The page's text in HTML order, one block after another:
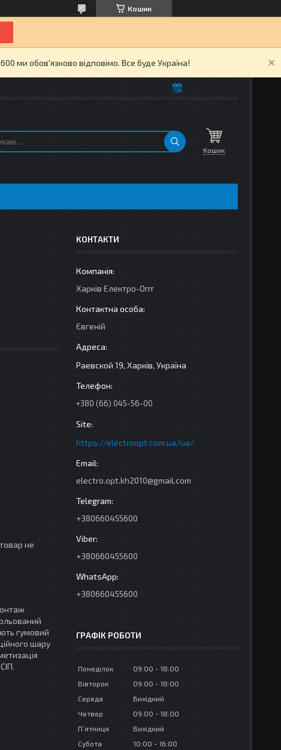
Кошик
ми обов'язково відповімо. Все буде Україна!
Кошик
не
гумовий
шару
КОНТАКТИ
Харків Електро-Опт
Євгеній
Раевской 19, Харків, Україна
+380 (66) 045-56-00
https://electroopt.com.ua/ua/
electro.opt.kh2010@gmail.com
+380660455600
+380660455600
+380660455600
ГРАФІК РОБОТИ
Понеділок 09:00
18:00
Вівторок
09:00
18:00
Середа
Вихідний
Четвер
09:00
18:00
Пʼятниця
Вихідний
Субота
10:00
16:00